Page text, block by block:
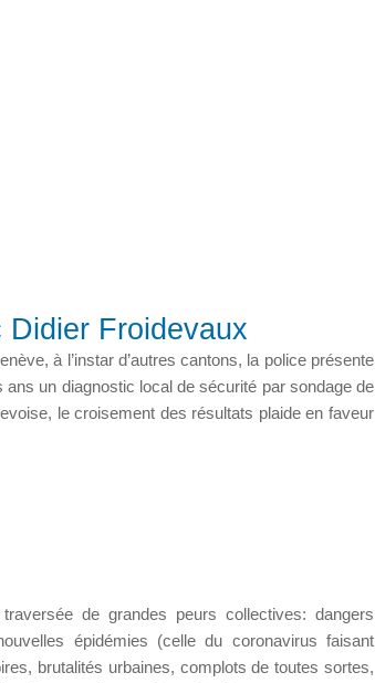
Froidevaux
à l’instar d’autres cantons, la police présente
un diagnostic local de sécurité par sondage de
le croisement des résultats plaide en faveur
de grandes peurs collectives: dangers
épidémies (celle du coronavirus faisant
brutalités urbaines, complots de toutes sortes,